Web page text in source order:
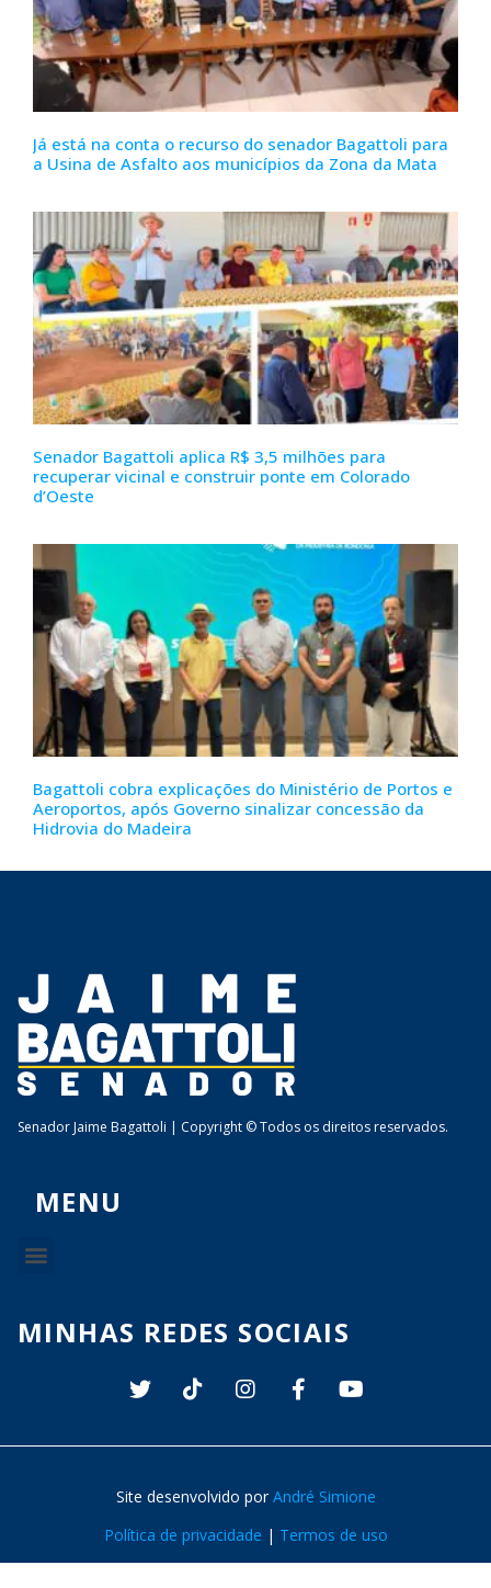
Já está na conta o recurso do senador Bagattoli para
a Usina de Asfalto aos municípios da Zona da Mata
Senador Bagattoli aplica R$ 3,5 milhões para
recuperar vicinal e construir ponte em Colorado
d’Oeste
Bagattoli cobra explicações do Ministério de Portos e
Aeroportos, após Governo sinalizar concessão da
Hidrovia do Madeira
Senador Jaime Bagattoli | Copyright © Todos os direitos reservados.
MENU
MINHAS REDES SOCIAIS
Site desenvolvido porAndré Simione
Política de privacidade | Termos de uso